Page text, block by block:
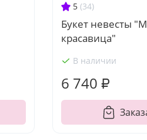
5 (34)
Букет невесты
красавица"
В наличии
6 740 ₽